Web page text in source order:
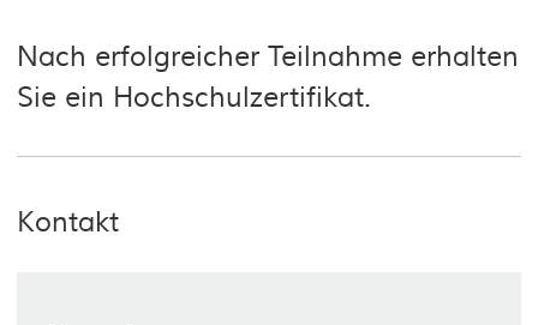
Nach erfolgreicher Teilnahme erhalten
Sie ein Hochschulzertifikat.
Kontakt